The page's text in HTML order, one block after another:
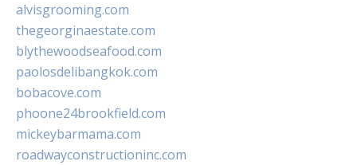
alvisgrooming.com
thegeorginaestate.com
blythewoodseafood.com
paolosdelibangkok.com
bobacove.com
phoone24brookfield.com
mickeybarmama.com
roadwayconstructioninc.com